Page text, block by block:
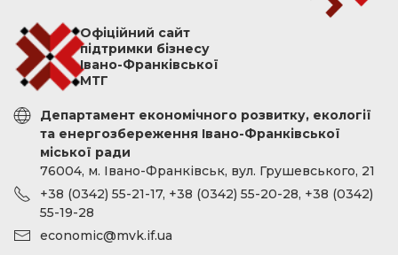
Офіційний сайт
підтримки бізнесу
Івано-Франківської
МТГ
Департамент економічного розвитку, екології
та енергозбереження Івано-Франківської
міської ради
76004, м. Івано-Франківськ, вул. Грушевського, 21
+38 (0342) 55-21-17, +38 (0342) 55-20-28, +38 (0342)
55-19-28
economic@mvk.if.ua